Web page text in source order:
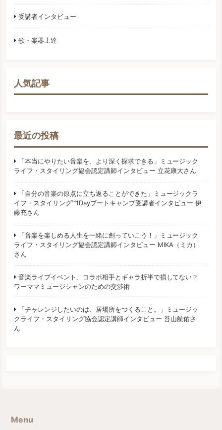
受講者インタビュー
歌・楽器上達
人気記事
最近の投稿
「本当にやりたい音楽を、より深く探求できる」ミュージック
ライフ・スタイリング協会認定講師インタビュー 立花康大さん
「自分の音楽の原点に立ち返ることができた」ミュージックラ
イフ・スタイリング™️1Dayブートキャンプ受講者インタビュー 伊
藤充さん
「音楽を楽しめる人生を一緒に創っていこう！」ミュージック
ライフ・スタイリング協会認定講師インタビュー MIKA（ミカ）
さん
音楽ライブイベント、コラボ相手とギャラ折半で損してない？
ワーママミュージシャンのための交渉術
「チャレンジしたいのは、居場所をつくること。」ミュージッ
クライフ・スタイリング協会認定講師インタビュー 苔山航佑さ
ん
Menu